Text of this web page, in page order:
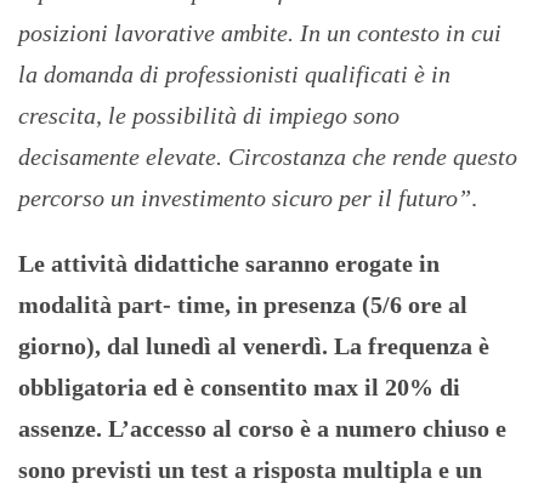
posizioni lavorative ambite. In un contesto in cui
la domanda di professionisti qualificati è in
crescita, le possibilità di impiego sono
decisamente elevate. Circostanza che rende questo
percorso un investimento sicuro per il futuro”.
Le attività didattiche saranno erogate in
modalità part- time, in presenza (5/6 ore al
giorno), dal lunedì al venerdì. La frequenza è
obbligatoria ed è consentito max il 20% di
assenze. L’accesso al corso è a numero chiuso e
sono previsti un test a risposta multipla e un